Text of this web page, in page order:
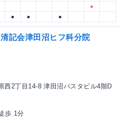
●
● ● ●
記会津田沼ヒフ科分院
西2丁目14-8 津田沼パスタビル4階D
歩 1分